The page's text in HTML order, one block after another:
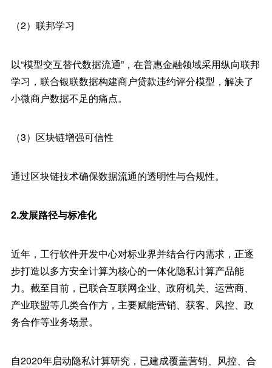
（2）联邦学习
以“模型交互替代数据流通”，在普惠金融领域采用纵向联邦
学习，联合银联数据构建商户贷款违约评分模型，解决了
小微商户数据不足的痛点。
（3）区块链增强可信性
通过区块链技术确保数据流通的透明性与合规性。
2.发展路径与标准化
近年，工行软件开发中心对标业界并结合行内需求，正逐
步打造以多方安全计算为核心的一体化隐私计算产品能
力。截至目前，已联合互联网企业、政府机关、运营商、
产业联盟等几类合作方，主要赋能营销、获客、风控、政
务合作等业务场景。
自2020年启动隐私计算研究，已建成覆盖营销、风控、合